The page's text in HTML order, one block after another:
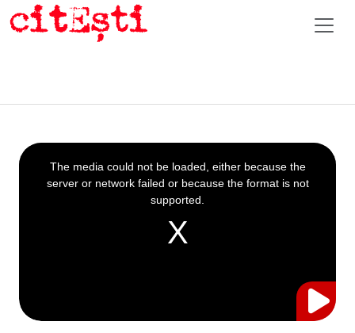
This
is
a
The media could not be loaded, either because the
server or network failed or because the format is not
supported.